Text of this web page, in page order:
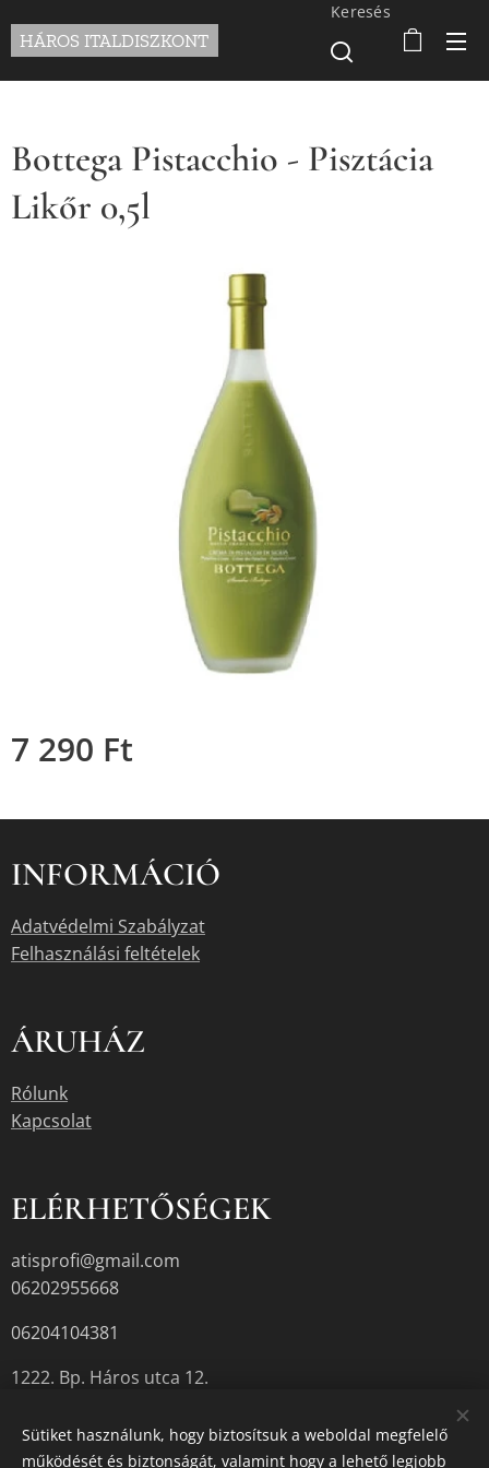
HÁROS ITALDISZKONT
Keresés
Bottega Pistacchio - Pisztácia
Likőr 0,5l
7 290 Ft
INFORMÁCIÓ
Adatvédelmi Szabályzat
Felhasználási feltételek
ÁRUHÁZ
Rólunk
Kapcsolat
ELÉRHETŐSÉGEK
atisprofi@gmail.com
06202955668
06204104381
1222. Bp. Háros utca 12.
Sütiket használunk, hogy biztosítsuk a weboldal megfelelő
működését és biztonságát, valamint hogy a lehető legjobb